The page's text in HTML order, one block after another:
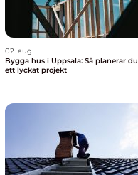
02. aug
Bygga hus i Uppsala: Så planerar du
ett lyckat projekt